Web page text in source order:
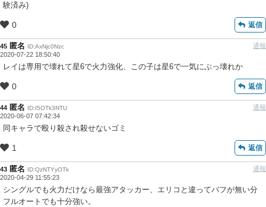
験済み)
0 返信
45 匿名 ID:AxNjc0Nzc
2020-07-22 18:50:40
通報
レイは専用で壊れて星6で火力強化、この子は星6で一気にぶっ壊れか
0 返信
44 匿名 ID:I5OTk3NTU
2020-06-07 07:42:34
通報
同キャラで殴り殺され殺せないゴミ
1 返信
43 匿名 ID:QzNTYyOTk
2020-04-29 11:55:23
通報
シングルでも火力だけなら最強アタッカー、エリコと違ってバフが無い分
フルオートでも十分強い。